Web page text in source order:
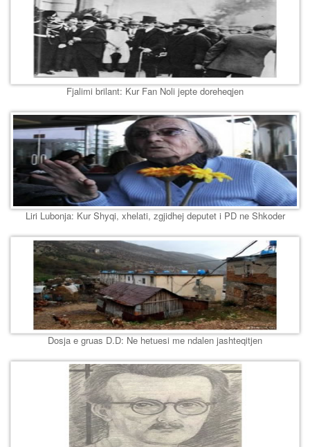
Fjalimi brilant: Kur Fan Noli jepte doreheqjen
Liri Lubonja: Kur Shyqi, xhelati, zgjidhej deputet i PD ne Shkoder
Dosja e gruas D.D: Ne hetuesi me ndalen jashteqitjen